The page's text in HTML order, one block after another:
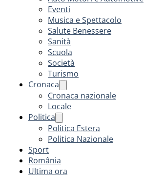
Eventi
Musica e Spettacolo
Salute Benessere
Sanità
Scuola
Società
Turismo
Cronaca
Cronaca nazionale
Locale
Politica
Politica Estera
Politica Nazionale
Sport
România
Ultima ora